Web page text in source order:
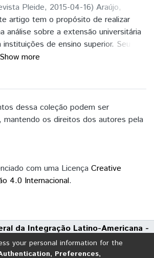
Pleide, 2015-04-16) Araújo,
Michelle Moura de
artigo tem o propósito de realizar
análise sobre a extensão universitária
instituições de ensino superior. Seu
incidirá sobre instituições
tem como missão promover a
latino-americana. Para além da
muitas vezes problemática, que
há que se reconhecer que a
confere à instituição uma
para os propósitos da
Assim, o artigo se ocupa
a reflexão sobre os desafios e as
Show more
dessa coleção podem ser
mantendo os direitos dos autores pela
com uma Licença Creative
4.0 Internacional.
da Integração Latino-Americana -
UNILA
dos Santos, 1000 - Polo Universitário
your personal information for the
Preferences,